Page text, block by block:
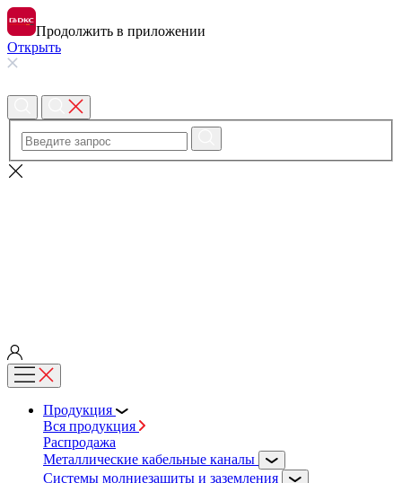
Продолжить в приложении
Открыть
Продукция
Вся продукция
Распродажа
Металлические кабельные каналы
Системы молниезащиты и заземления